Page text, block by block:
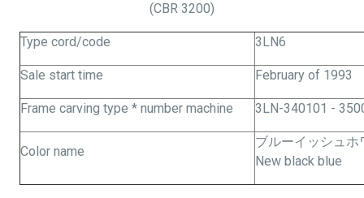
(CBR 3200)
Type cord/code 3LN6
Sale start time February of 1993
Frame carving type * number machine 3LN-340101 -
Color name
ブルーイッシュ
New black blue